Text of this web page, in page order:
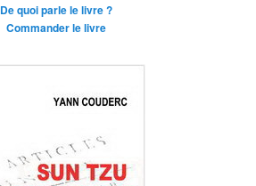
De quoi parle le livre ?
Commander le livre